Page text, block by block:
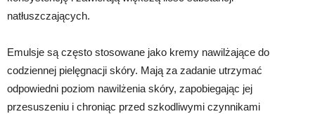
natłuszczających.
Emulsje są często stosowane jako kremy nawilżające do
codziennej pielęgnacji skóry. Mają za zadanie utrzymać
odpowiedni poziom nawilżenia skóry, zapobiegając jej
przesuszeniu i chroniąc przed szkodliwymi czynnikami